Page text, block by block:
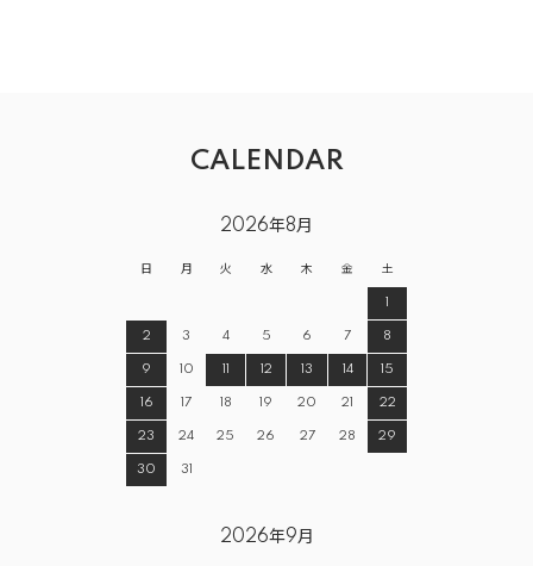
CALENDAR
2026年8月
日 月 火 水 木 金 土
1
2 3 4 5 6 7 8
9 10 11 12 13 14 15
16 17 18 19 20 21 22
23 24 25 26 27 28 29
30 31
2026年9月